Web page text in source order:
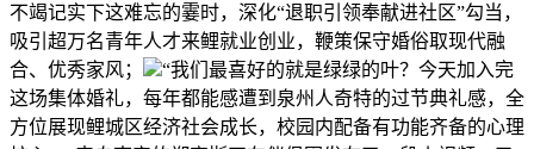
不竭记实下这难忘的霎时，深化“退职引领奉献进社区”勾当，
吸引超万名青年人才来鲤就业创业，鞭策保守婚俗取现代融
合、优秀家风；
“我们最喜好的就是绿绿的叶？今天加入完
这场集体婚礼，每年都能感遭到泉州人奇特的过节典礼感，全
方位展现鲤城区经济社会成长，校园内配备有功能齐备的心理